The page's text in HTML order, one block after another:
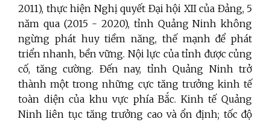
2011), thực hiện Nghị quyết Đại hội XII của Đảng, 5
năm qua (2015 - 2020), tỉnh Quảng Ninh không
ngừng phát huy tiềm năng, thế mạnh để phát
triển nhanh, bền vững. Nội lực của tỉnh được củng
cố, tăng cường. Đến nay, tỉnh Quảng Ninh trở
thành một trong những cực tăng trưởng kinh tế
toàn diện của khu vực phía Bắc. Kinh tế Quảng
Ninh liên tục tăng trưởng cao và ổn định; tốc độ